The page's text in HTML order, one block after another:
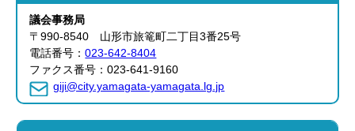
議会事務局
〒990-8540 山形市旅篭町二丁目3番25号
電話番号：023-642-8404
ファクス番号：023-641-9160
giji@city.yamagata-yamagata.lg.jp